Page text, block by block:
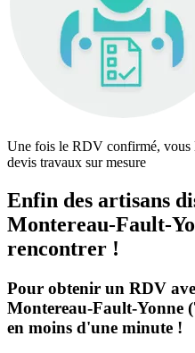
Une fois le RDV confirmé, vous
devis travaux sur mesure
Enfin des artisans
Montereau-Fault-
rencontrer !
Pour obtenir un RDV
Montereau-Fault-Yonne
en moins d'une minute !